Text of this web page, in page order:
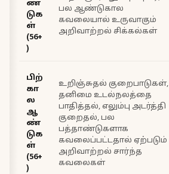
ண்
டுக
ள்
(56+
)
பல ஆண்டுகால
கவலையால் உருவாகும்
அறிவாற்றல் சிக்கல்கள்
பிற்
கா
ல
ஆ
ண்
டுக
ள்
(56+
)
உறிஞ்சுதல் குறைபாடுகள்,
தனிமை உடல்நலத்தை
பாதித்தல், எலும்பு அடர்த்தி
குறைதல், பல
பத்தாண்டுகளாக
கவலைப்பட்டதால் ஏற்படும்
அறிவாற்றல் சார்ந்த
கவலைகள்